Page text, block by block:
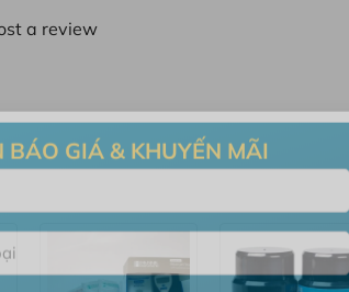
BÁO GIÁ & KHUYẾN MÃI
a review